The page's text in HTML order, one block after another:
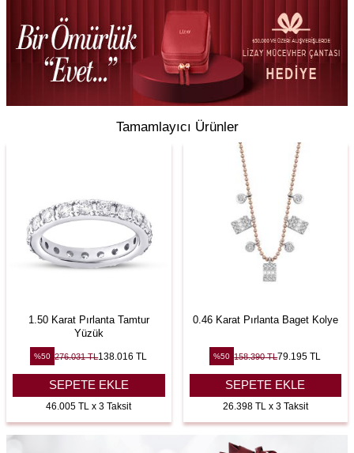
Tamamlayıcı Ürünler
1.50 Karat Pırlanta Tamtur
Yüzük
%50 276.031TL138.016 TL
SEPETE EKLE
46.005 TL x 3 Taksit
0.46 Karat Pırlanta Baget Kolye
%50 158.390TL79.195 TL
SEPETE EKLE
26.398 TL x 3 Taksit